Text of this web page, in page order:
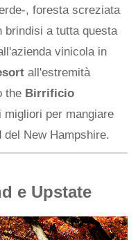
, foresta screziata
brindisi a tutta questa
vinicola in
all'estremità
the Birrificio
per mangiare
del New Hampshire.
e Upstate